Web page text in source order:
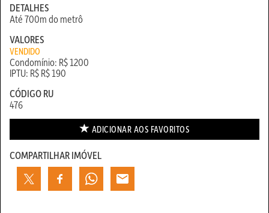
DETALHES
Até 700m do metrô
VALORES
VENDIDO
Condomínio: R$ 1200
IPTU: R$ R$ 190
CÓDIGO RU
476
ADICIONAR AOS FAVORITOS
COMPARTILHAR IMÓVEL